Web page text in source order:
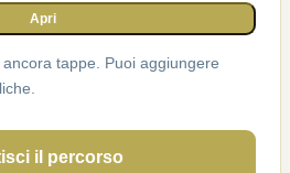
Apri
tappe. Puoi aggiungere
il percorso